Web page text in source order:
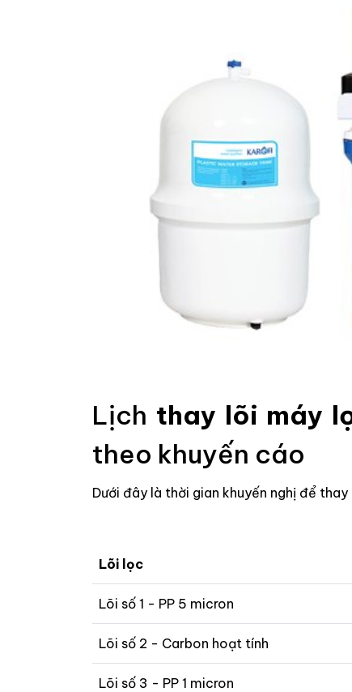
Lịch thay lõi máy
theo khuyến cáo
Dưới đây là thời gian khuyến nghị để
Lõi lọc
Lõi số 1 - PP 5 micron
Lõi số 2 - Carbon hoạt tính
Lõi số 3 - PP 1 micron